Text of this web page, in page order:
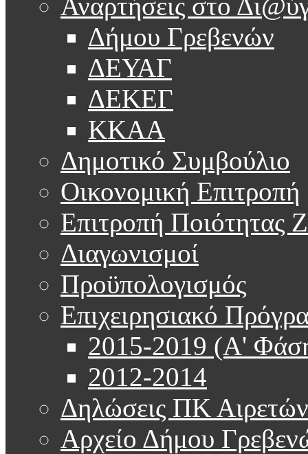
Δήμου Γρεβενών
ΔΕΥΑΓ
ΔΕΚΕΓ
ΚΚΑΑ
Δημοτικό Συμβούλιο
Οικονομική Επιτροπή
Επιτροπή Ποιότητας
Διαγωνισμοί
Προϋπολογισμός
Επιχειρησιακό
2015-2019 (Α'
2012-2014
Δηλώσεις ΠΚ Αιρετών
Αρχείο Δήμου